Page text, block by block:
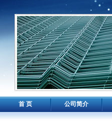
首 页 公司简介